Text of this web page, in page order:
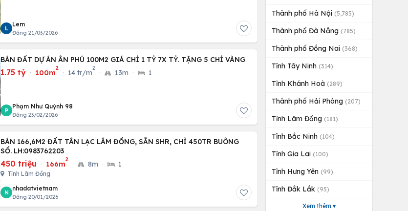
L
Lem
Đăng 21/03/2026
BÁN ĐẤT DỰ ÁN ÂN PHÚ 100M2 GIÁ CHỈ 1 TỶ 7X TỶ. TẶNG 5 CHỈ VÀNG
1.75 tỷ · 100m
2
· 14 tr/m
2
· 13m · 1
P
Phạm Như Quỳnh 98
Đăng 23/02/2026
BÁN 166,6M2 ĐẤT TÂN LẠC LÂM ĐỒNG, SẴN SHR, CHỈ 450TR BUÔNG
SỔ. LH:0983762203
450 triệu · 166m
2
· 8m · 1
Tỉnh Lâm Đồng
N
nhadatvietnam
Đăng 20/01/2026
Thành phố Hà Nội (5,785)
Thành phố Đà Nẵng (785)
Thành phố Đồng Nai (368)
Tỉnh Tây Ninh (314)
Tỉnh Khánh Hoà (289)
Thành phố Hải Phòng (207)
Tỉnh Lâm Đồng (181)
Tỉnh Bắc Ninh (104)
Tỉnh Gia Lai (100)
Tỉnh Hưng Yên (99)
Tỉnh Đắk Lắk (95)
Xem thêm ▾